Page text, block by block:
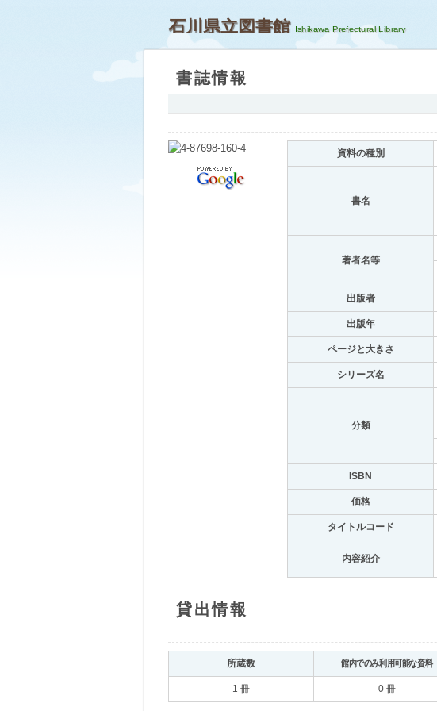
石川県立図書館
書誌情報
資料の種別
書名
著者名等
出版者
出版年
ページと大きさ
シリーズ名
分類
ISBN
価格
タイトルコード
内容紹介
貸出情報
所蔵数 館内でのみ利用可能な資料
1 冊 0 冊